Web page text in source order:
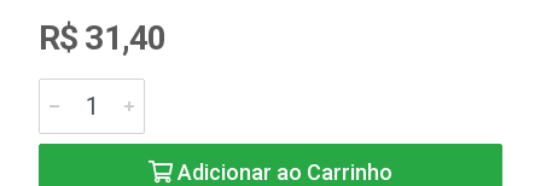
R$ 31,40
Adicionar ao Carrinho